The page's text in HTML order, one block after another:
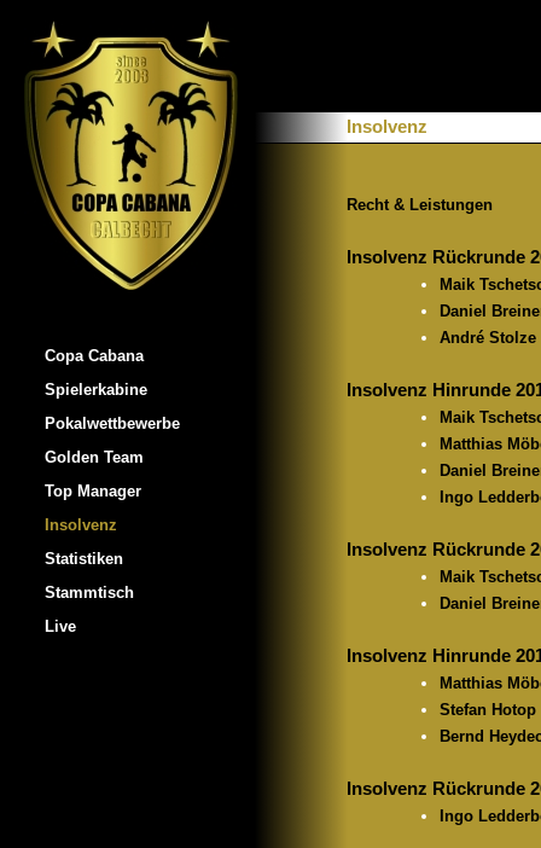
Insolvenz
Recht & Leistungen
Insolvenz Rückrunde
Maik
Daniel
André Stolze
Insolvenz Hinrunde
Maik
Matthias
Daniel
Ingo
Insolvenz Rückrunde
Maik
Daniel
Insolvenz Hinrunde
Matthias
Stefan Hotop
Bernd
Insolvenz Rückrunde
Ingo
Copa Cabana
Spielerkabine
Pokalwettbewerbe
Golden Team
Top Manager
Insolvenz
Statistiken
Stammtisch
Live